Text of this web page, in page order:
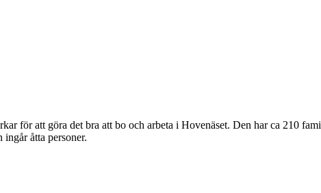
för att göra det bra att bo och arbeta i Hovenäset. Den har ca 210
åtta personer.